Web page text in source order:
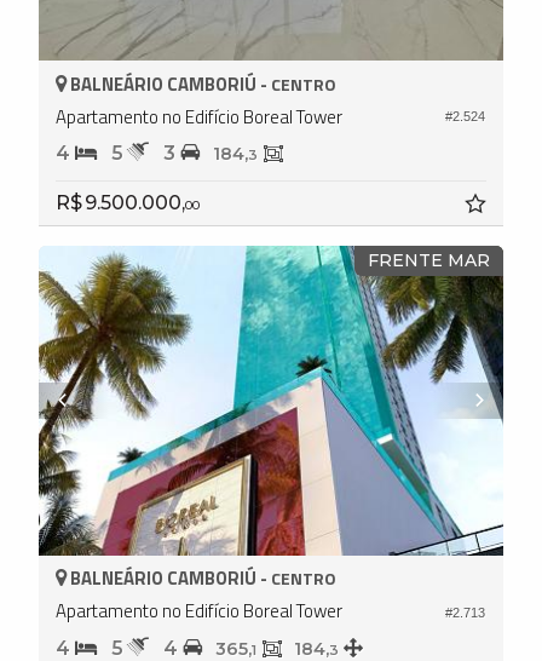
#2.524
BALNEÁRIO CAMBORIÚ - CENTRO
Apartamento no Edifício Boreal Tower
4 5 3 184,3
R$ 9.500.000,00
FRENTE MAR
#2.713
BALNEÁRIO CAMBORIÚ - CENTRO
Apartamento no Edifício Boreal Tower
4 5 4 365,1 184,3